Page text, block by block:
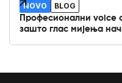
NOVO
BLOG
Професионални voice
зашто глас мијења